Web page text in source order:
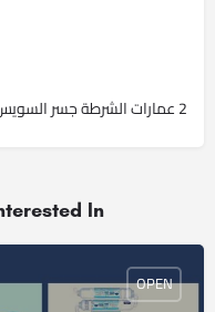
2 عمارات الشرطة جسر السويس , القاهرة
In
OPEN